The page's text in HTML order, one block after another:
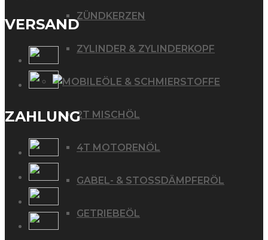
ZÜNDKERZEN
ZYLINDER & ZYLINDERKOPF
ÖLE & SCHMIERSTOFFE
2T MISCHÖL
4T MOTORENÖL
GABEL- & STOSSDÄMPFERÖL
GETRIEBEÖL
VERSAND
ZAHLUNG